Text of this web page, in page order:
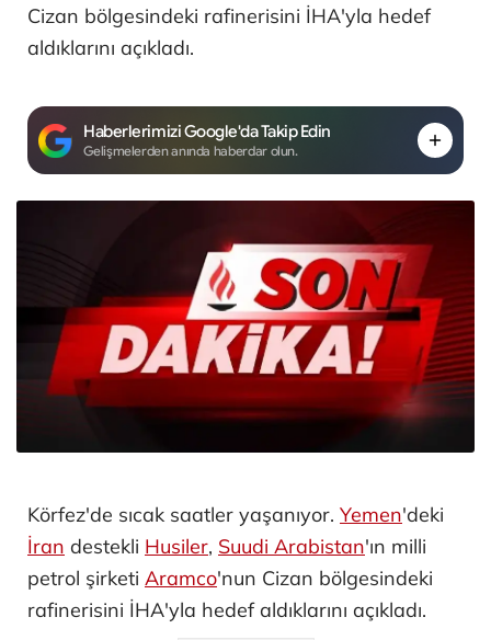
Cizan bölgesindeki rafinerisini İHA'yla hedef
aldıklarını açıkladı.
Haberlerimizi Google'da Takip Edin
Gelişmelerden anında haberdar olun.
Körfez'de sıcak saatler yaşanıyor. Yemen'deki
İran destekli Husiler, Suudi Arabistan'ın milli
petrol şirketi Aramco'nun Cizan bölgesindeki
rafinerisini İHA'yla hedef aldıklarını açıkladı.